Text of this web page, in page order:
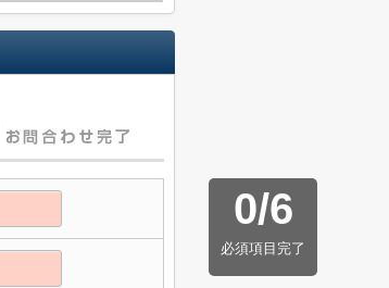
0/6
必須項目完了